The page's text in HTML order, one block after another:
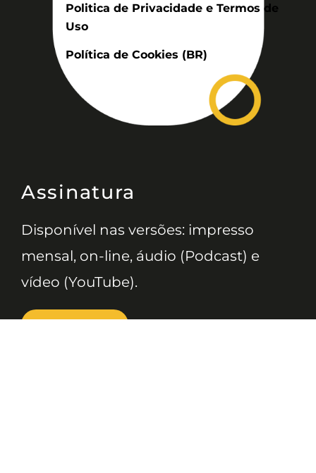
Politica de Privacidade e Termos de
Uso
Política de Cookies (BR)
Assinatura
Disponível nas versões: impresso
mensal, on-line, áudio (Podcast) e
vídeo (YouTube).
ASSINE